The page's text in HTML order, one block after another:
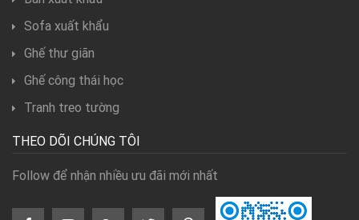
Sofa xuất khẩu
Ghế thư giãn
Ghế công thái học
Tranh treo tường
THEO DÕI CHÚNG TÔI
Follow để nhận nhiều ưu đãi mới nhất